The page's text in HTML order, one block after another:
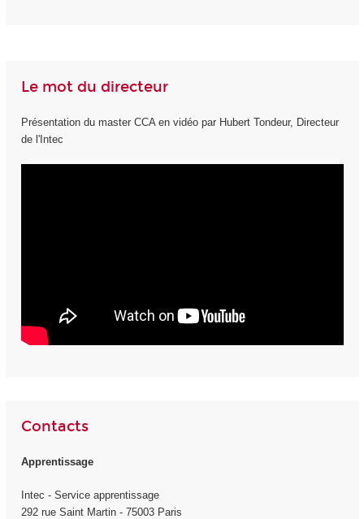
Le mot du directeur
Présentation du master CCA en vidéo par Hubert Tondeur, Directeur
de l'Intec
Contacts
Apprentissage
Intec - Service apprentissage
292 rue Saint Martin - 75003 Paris